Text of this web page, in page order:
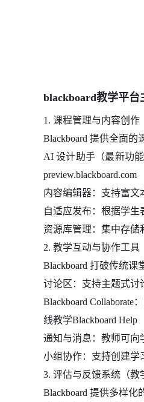
blackboard教学平台
1. 课程管理与内容创作
Blackboard 提供全面的
AI 设计助手（最新功
preview.blackboard.com
内容编辑器：支持富文
自适应发布：根据学
资源库管理：集中存
2. 教学互动与协作工具
Blackboard 打破传统课
讨论区：支持主题式讨
Blackboard
线教学Blackboard Help
通知与消息：教师可向
小组协作：支持创建学
3. 评估与反馈系统（教
Blackboard 提供多样化